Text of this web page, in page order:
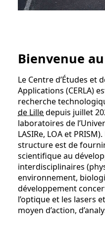
Bienvenue au
Le Centre d’Études et
Applications (CERLA)
recherche
de Lilledepuis juillet
laboratoires de
LASIRe, LOA et
structure est de
scientifique au
interdisciplinaires
environnement,
développement
l’optique et les lasers
moyen d’action,